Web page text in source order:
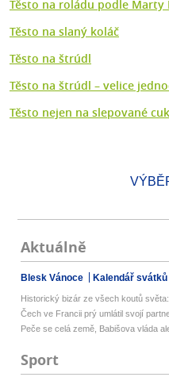
Těsto na roládu podle Marty
Těsto na slaný koláč
Těsto na štrúdl
Těsto na štrúdl – velice
Těsto nejen na slepované
Aktuálně
Blesk Vánoce Kalendář svátků
Historický bizár ze všech koutů
Čech ve Francii prý umlátil svojí
Peče se celá země, Babišova vláda
Sport